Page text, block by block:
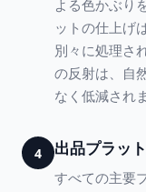
よる色かぶり
ットの仕上げ
別々に処理さ
の反射は、自
なく低減され
4 出品プラッ
すべての主要